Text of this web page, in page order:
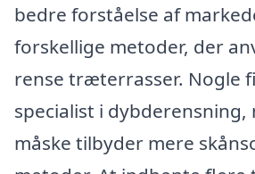
bedre forståelse af
forskellige metoder, der
rense træterrasser. Nogle
specialist i dybderensning,
måske tilbyder mere